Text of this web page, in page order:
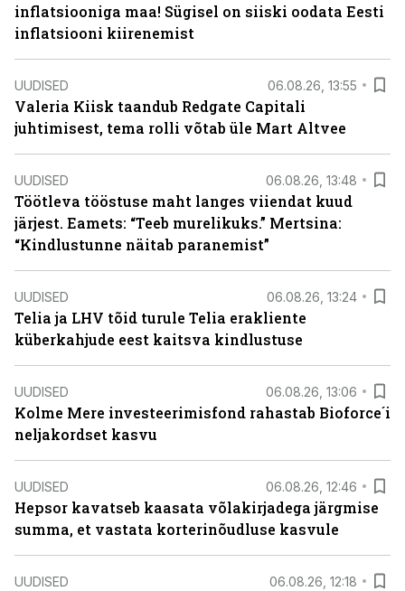
inflatsiooniga maa! Sügisel on siiski oodata Eesti
inflatsiooni kiirenemist
UUDISED 06.08.26, 13:55
Valeria Kiisk taandub Redgate Capitali
juhtimisest, tema rolli võtab üle Mart Altvee
UUDISED 06.08.26, 13:48
Töötleva tööstuse maht langes viiendat kuud
järjest. Eamets: “Teeb murelikuks.” Mertsina:
“Kindlustunne näitab paranemist”
UUDISED 06.08.26, 13:24
Telia ja LHV tõid turule Telia erakliente
küberkahjude eest kaitsva kindlustuse
UUDISED 06.08.26, 13:06
Kolme Mere investeerimisfond rahastab Bioforce´i
neljakordset kasvu
UUDISED 06.08.26, 12:46
Hepsor kavatseb kaasata võlakirjadega järgmise
summa, et vastata korterinõudluse kasvule
UUDISED 06.08.26, 12:18